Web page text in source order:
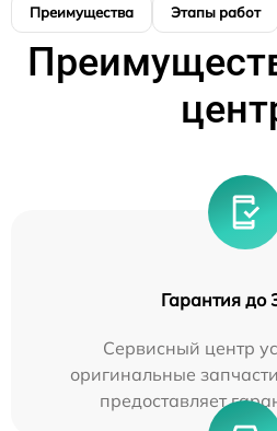
Преимущества Этапы работ
Гарантия до
Сервисный центр
оригинальные
предоставляет